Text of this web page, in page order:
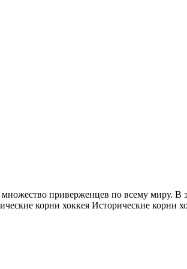
приверженцев по всему миру. В
корни хоккея Исторические